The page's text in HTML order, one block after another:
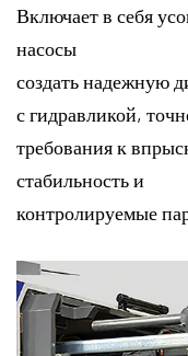
Включает в себя
насосы
создать надежную
с гидравликой,
требования к
стабильность и
контролируемые